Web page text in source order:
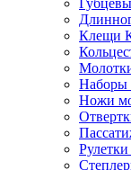
Клещи
Наборы
Ножи